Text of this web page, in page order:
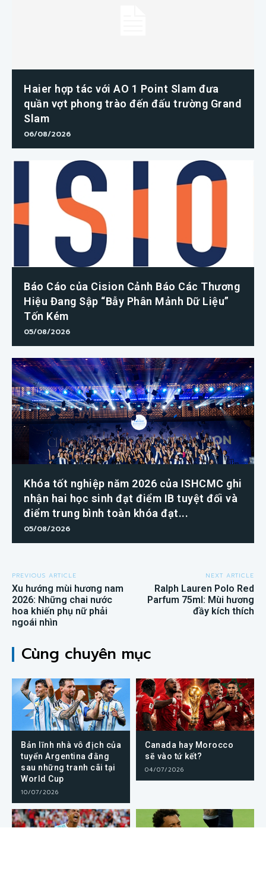
Haier hợp tác với AO 1 Point Slam đưa
quần vợt phong trào đến đấu trường Grand
Slam
06/08/2026
Báo Cáo của Cision Cảnh Báo Các Thương
Hiệu Đang Sập “Bẫy Phân Mảnh Dữ Liệu”
Tốn Kém
05/08/2026
Khóa tốt nghiệp năm 2026 của ISHCMC ghi
nhận hai học sinh đạt điểm IB tuyệt đối và
điểm trung bình toàn khóa đạt...
05/08/2026
PREVIOUS ARTICLE
Xu hướng mùi hương nam
2026: Những chai nước
hoa khiến phụ nữ phải
ngoái nhìn
NEXT ARTICLE
Ralph Lauren Polo Red
Parfum 75ml: Mùi hương
đầy kích thích
Cùng chuyên mục
Bản lĩnh nhà vô địch của
tuyển Argentina đằng
sau những tranh cãi tại
World Cup
10/07/2026
Canada hay Morocco
sẽ vào tứ kết?
04/07/2026